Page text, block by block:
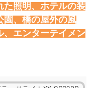
た照明、ホテルの装
園、橋の屋外の風
、エンターテイメン